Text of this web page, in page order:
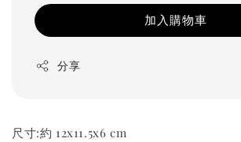
加入購物車
分享
尺寸:約 12x11.5x6 cm